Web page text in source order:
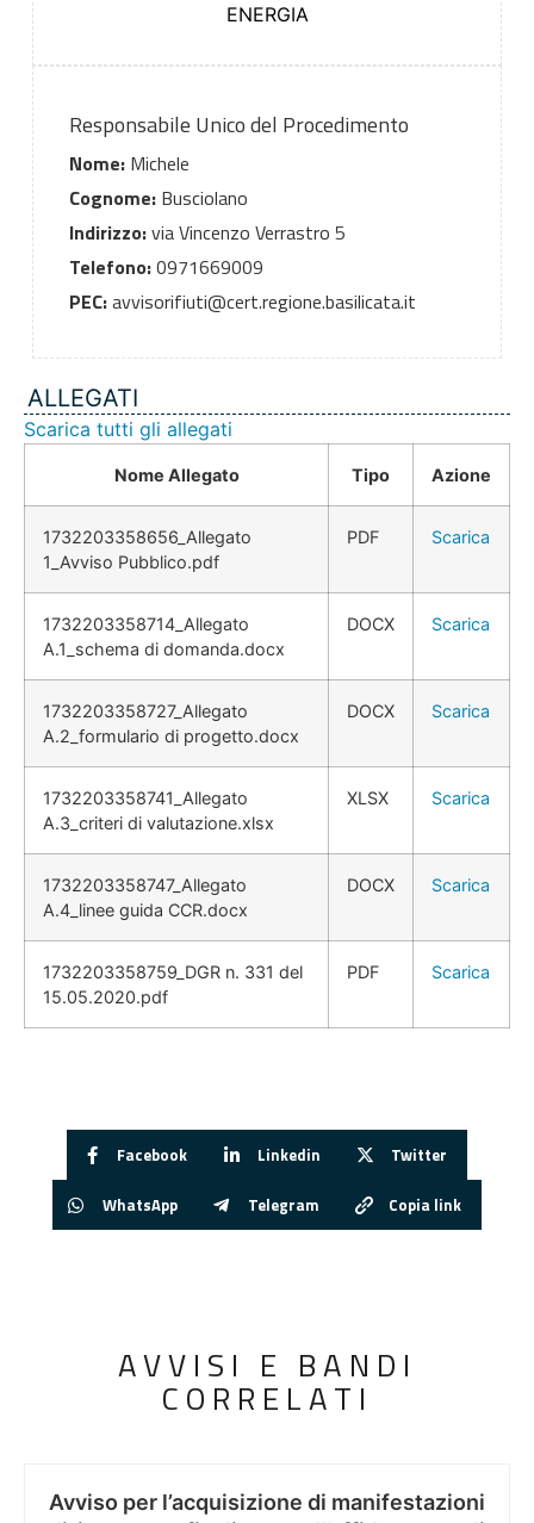
ENERGIA
Responsabile Unico del Procedimento
Nome:Michele
Cognome:Busciolano
Indirizzo:via Vincenzo Verrastro 5
Telefono:0971669009
PEC:avvisorifiuti@cert.regione.basilicata.it
ALLEGATI
Scarica tutti gli allegati
Nome Allegato Tipo Azione
1732203358656_Allegato
1_Avviso Pubblico.pdf
PDF Scarica
1732203358714_Allegato
A.1_schema di domanda.docx
DOCX Scarica
1732203358727_Allegato
A.2_formulario di progetto.docx
DOCX Scarica
1732203358741_Allegato
A.3_criteri di valutazione.xlsx
XLSX Scarica
1732203358747_Allegato
A.4_linee guida CCR.docx
DOCX Scarica
1732203358759_DGR n. 331 del
15.05.2020.pdf
PDF Scarica
Facebook Linkedin Twitter
WhatsApp Telegram Copia link
AVVISI E BANDI
CORRELATI
Avviso per l’acquisizione di manifestazioni